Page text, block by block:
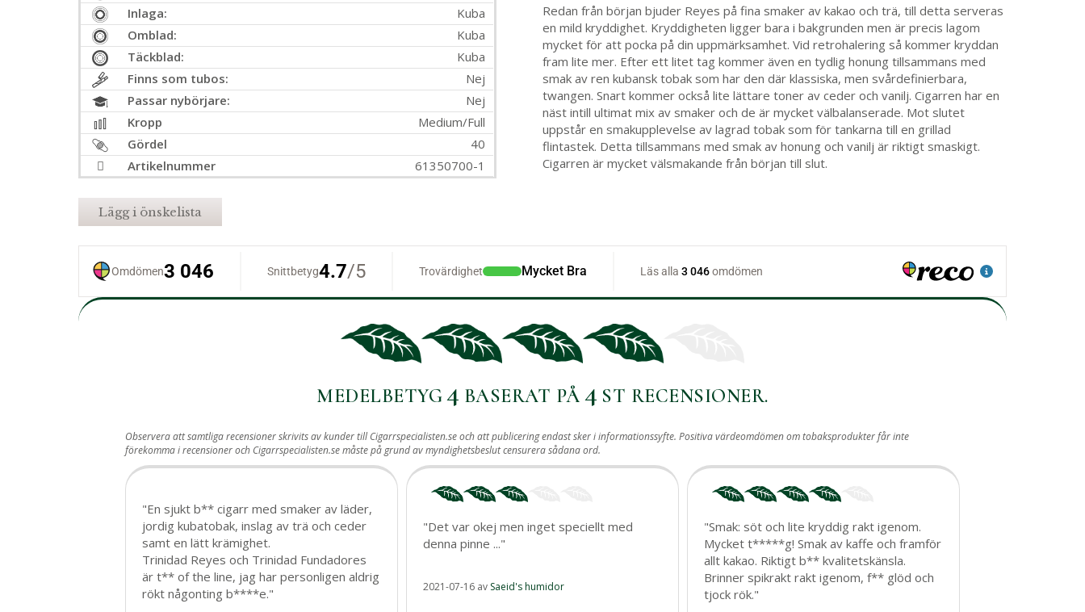
Redan från början bjuder Reyes på fina smaker av kakao och trä, till detta serveras
en mild kryddighet. Kryddigheten ligger bara i bakgrunden men är precis lagom
mycket för att pocka på din uppmärksamhet. Vid retrohalering så kommer kryddan
fram lite mer. Efter ett litet tag kommer även en tydlig honung tillsammans med
smak av ren kubansk tobak som har den där klassiska, men svårdefinierbara,
twangen. Snart kommer också lite lättare toner av ceder och vanilj. Cigarren har en
näst intill ultimat mix av smaker och de är mycket välbalanserade. Mot slutet
uppstår en smakupplevelse av lagrad tobak som för tankarna till en grillad
flintastek. Detta tillsammans med smak av honung och vanilj är riktigt smaskigt.
Cigarren är mycket välsmakande från början till slut.
Inlaga:
Kuba
Omblad:
Kuba
Täckblad:
Kuba
Finns som tubos:
Nej
Passar nybörjare:
Nej
Kropp
Medium/Full
Gördel
40
Artikelnummer
61350700-1
Lägg i önskelista
MEDELBETYG4 BASERAT PÅ 4 ST RECENSIONER.
Observera att samtliga recensioner skrivits av kunder till Cigarrspecialisten.se och att publicering endast sker i informationssyfte. Positiva värdeomdömen om tobaksprodukter får inte
förekomma i recensioner och Cigarrspecialisten.se måste på grund av myndighetsbeslut censurera sådana ord.
"En sjukt b** cigarr med smaker av läder,
jordig kubatobak, inslag av trä och ceder
samt en lätt krämighet.
Trinidad Reyes och Trinidad Fundadores
är t** of the line, jag har personligen aldrig
rökt någonting b****e."
"Det var okej men inget speciellt med
denna pinne ..."
2021-07-16 av Saeid's humidor
"Smak: söt och lite kryddig rakt igenom.
Mycket t*****g! Smak av kaffe och framför
allt kakao. Riktigt b** kvalitetskänsla.
Brinner spikrakt rakt igenom, f** glöd och
tjock rök."